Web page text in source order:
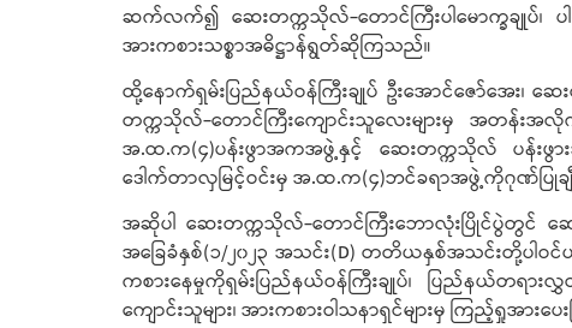
ဆက်လက်၍ ဆေးတက္ကသိုလ်-တောင်ကြီးပါမောက္ခချုပ်၊ ပါမ
အားကစားသစ္စာအဓိဋ္ဌာန်ရွတ်ဆိုကြသည်။
ထို့နောက်ရှမ်းပြည်နယ်ဝန်ကြီးချုပ် ဦးအောင်ဇော်အေး၊‌ ဆ
တက္ကသိုလ်-တောင်ကြီးကျောင်းသူလေးများမှ အတန်းအလို
အ.ထ.က(၄)ပန်းဖွာအကအဖွဲ့နှင့် ဆေးတက္ကသိုလ် ပန်းဖွားအ
ဒေါက်တာလှမြင့်ဝင်းမှ အ.ထ.က(၄)ဘင်ခရာအဖွဲ့ကိုဂုဏ်ပြုချီ
အဆိုပါ ဆေးတက္ကသိုလ်-တောင်ကြီးဘောလုံးပြိုင်ပွဲတွင် ဆ
အခြေခံနှစ်(၁/၂၀၂၃ အသင်း(D) တတိယနှစ်အသင်းတို့ပါဝ
ကစားနေမှုကိုရှမ်းပြည်နယ်ဝန်ကြီးချုပ်၊ ပြည်နယ်တရားလွှတ်
ကျောင်းသူများ၊ အားကစားဝါသနာရှင်များမှ ကြည့်ရှုအ